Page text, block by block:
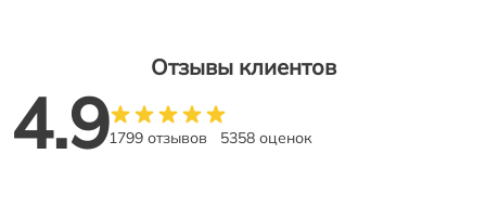
Отзывы клиентов
4.91799 отзывов 5358 оценок